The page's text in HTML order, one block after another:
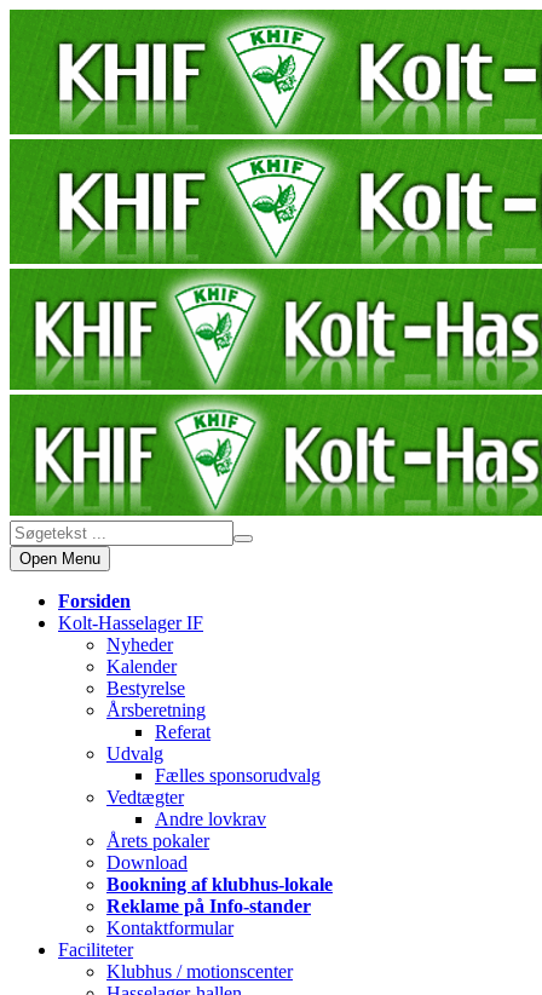
Open Menu
Forsiden
Kolt-Hasselager IF
Nyheder
Kalender
Bestyrelse
Årsberetning
Referat
Udvalg
Fælles sponsorudvalg
Vedtægter
Andre lovkrav
Årets pokaler
Download
Bookning af klubhus-lokale
Reklame på Info-stander
Kontaktformular
Faciliteter
Klubhus / motionscenter